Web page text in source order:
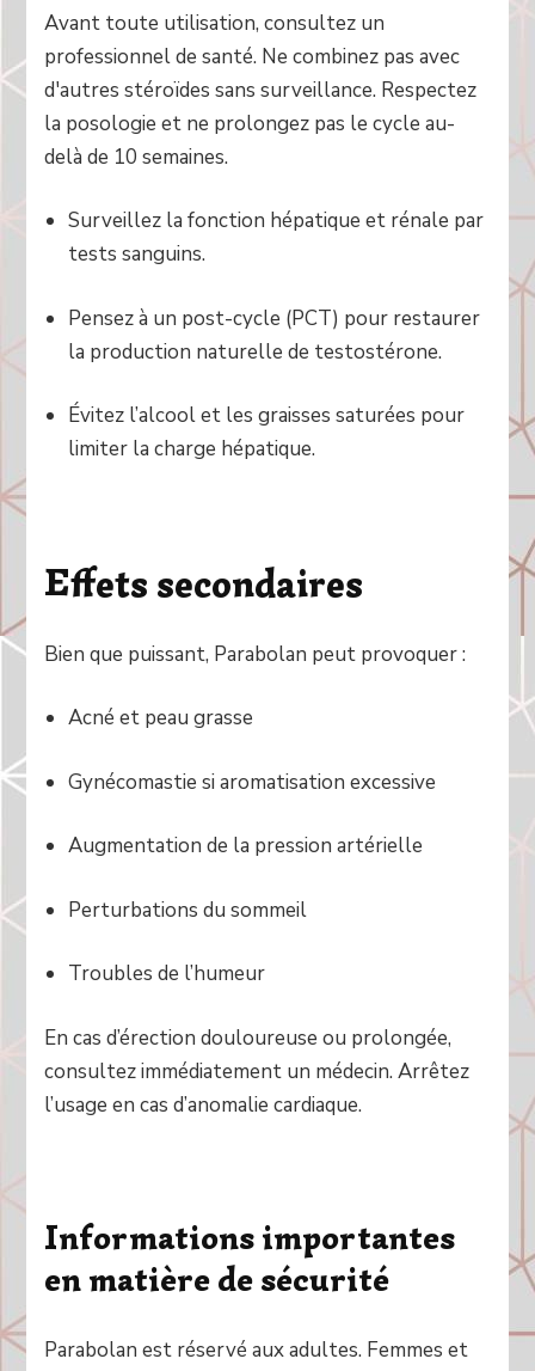
Avant toute utilisation, consultez un
professionnel de santé. Ne combinez pas avec
d'autres stéroïdes sans surveillance. Respectez
la posologie et ne prolongez pas le cycle au-
delà de 10 semaines.
Surveillez la fonction hépatique et rénale par
tests sanguins.
Pensez à un post-cycle (PCT) pour restaurer
la production naturelle de testostérone.
Évitez l’alcool et les graisses saturées pour
limiter la charge hépatique.
Effets secondaires
Bien que puissant, Parabolan peut provoquer :
Acné et peau grasse
Gynécomastie si aromatisation excessive
Augmentation de la pression artérielle
Perturbations du sommeil
Troubles de l’humeur
En cas d’érection douloureuse ou prolongée,
consultez immédiatement un médecin. Arrêtez
l’usage en cas d’anomalie cardiaque.
Informations importantes
en matière de sécurité
Parabolan est réservé aux adultes. Femmes et